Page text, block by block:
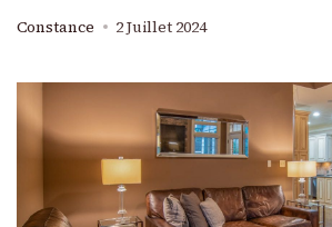
Constance 2 Juillet 2024